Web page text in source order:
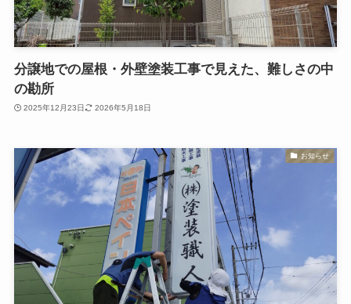
分譲地での屋根・外壁塗装工事で見えた、難しさの中
の勘所
2025年12月23日 2026年5月18日
お知らせ